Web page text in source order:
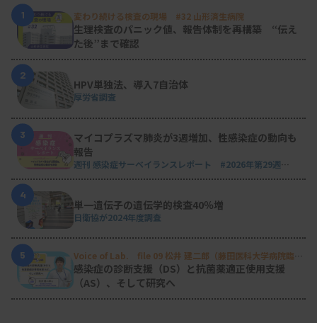
1
変わり続ける検査の現場 #32 山形済生病院
生理検査のパニック値、報告体制を再構築 “伝え
た後”まで確認
2
HPV単独法、導入7自治体
厚労省調査
3
マイコプラズマ肺炎が3週増加、性感染症の動向も
報告
週刊 感染症サーベイランスレポート #2026年第29週
4
単一遺伝子の遺伝学的検査40％増
日衛協が2024年度調査
5
Voice of Lab. file 09 松井 建二郎（藤田医科大学病院臨床
検査部微生物遺伝子検査室）
感染症の診断支援（DS）と抗菌薬適正使用支援
（AS）、そして研究へ